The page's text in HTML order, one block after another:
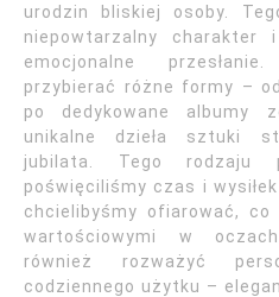
urodzin bliskiej osoby.
niepowtarzalny
emocjonalne
przybierać różne formy –
po dedykowane albumy
unikalne dzieła sztuki
jubilata. Tego rodzaju
poświęciliśmy czas i
chcielibyśmy ofiarować,
wartościowymi w
również rozważyć
codziennego użytku –